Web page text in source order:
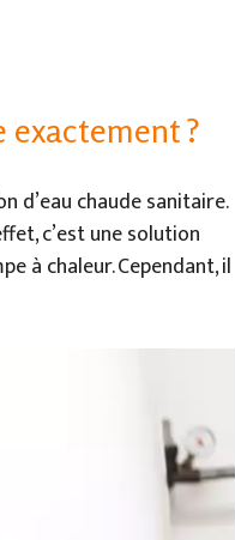
exactement ?
d’eau chaude sanitaire.
c’est une solution
à chaleur. Cependant, il